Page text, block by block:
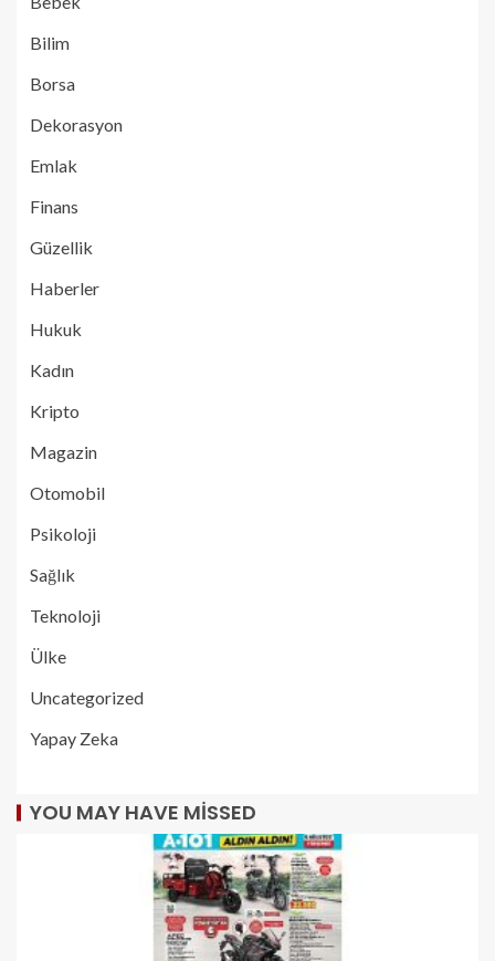
Bilim
Borsa
Dekorasyon
Emlak
Finans
Güzellik
Haberler
Hukuk
Kadın
Kripto
Magazin
Otomobil
Psikoloji
Sağlık
Teknoloji
Ülke
Uncategorized
Yapay Zeka
YOU MAY HAVE MISSED